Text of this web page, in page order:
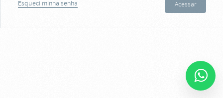
Esqueci minha senha Acessar